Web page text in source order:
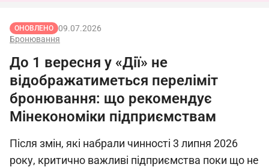
ОНОВЛЕНО
Бронювання
09.07.2026
До 1 вересня у «Дії» не
відображатиметься переліміт
бронювання: що рекомендує
Мінекономіки підприємствам
Після змін, які набрали чинності 3 липня 2026
року, критично важливі підприємства поки що не